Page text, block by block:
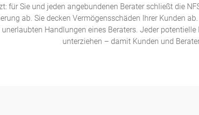
für Sie und jeden angebundenen Berater schließt die
ab. Sie decken Vermögensschäden Ihrer Kunden
Handlungen eines Beraters. Jeder
unterziehen – damit Kunden und